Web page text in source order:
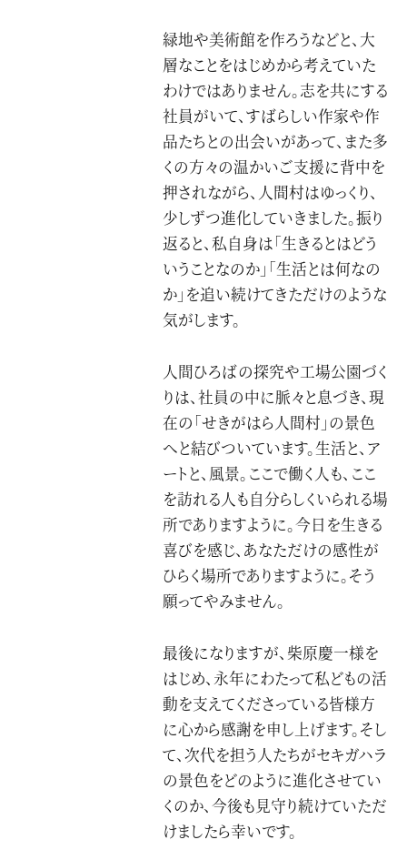
緑地や美術館を作ろうなどと、大
層なことをはじめから考えていた
わけではありません。志を共にする
社員がいて、すばらしい作家や作
品たちとの出会いがあって、また多
くの方々の温かいご支援に背中を
押されながら、人間村はゆっくり、
少しずつ進化していきました。振り
返ると、私自身は「生きるとはどう
いうことなのか」「生活とは何なの
か」を追い続けてきただけのような
気がします。
人間ひろばの探究や工場公園づく
りは、社員の中に脈々と息づき、現
在の「せきがはら人間村」の景色
へと結びついています。生活と、ア
ートと、風景。ここで働く人も、ここ
を訪れる人も自分らしくいられる場
所でありますように。今日を生きる
喜びを感じ、あなただけの感性が
ひらく場所でありますように。そう
願ってやみません。
最後になりますが、柴原慶一様を
はじめ、永年にわたって私どもの活
動を支えてくださっている皆様方
に心から感謝を申し上げます。そし
て、次代を担う人たちがセキガハラ
の景色をどのように進化させてい
くのか、今後も見守り続けていただ
けましたら幸いです。